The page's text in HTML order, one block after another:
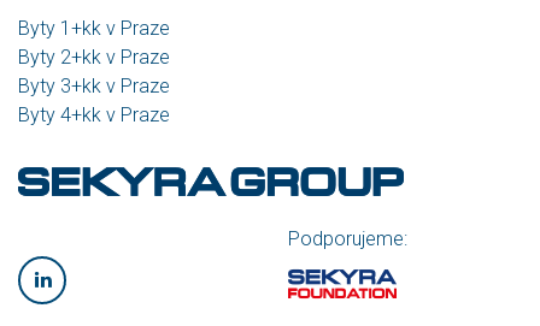
Byty 1+kk v Praze
Byty 2+kk v Praze
Byty 3+kk v Praze
Byty 4+kk v Praze
Podporujeme: